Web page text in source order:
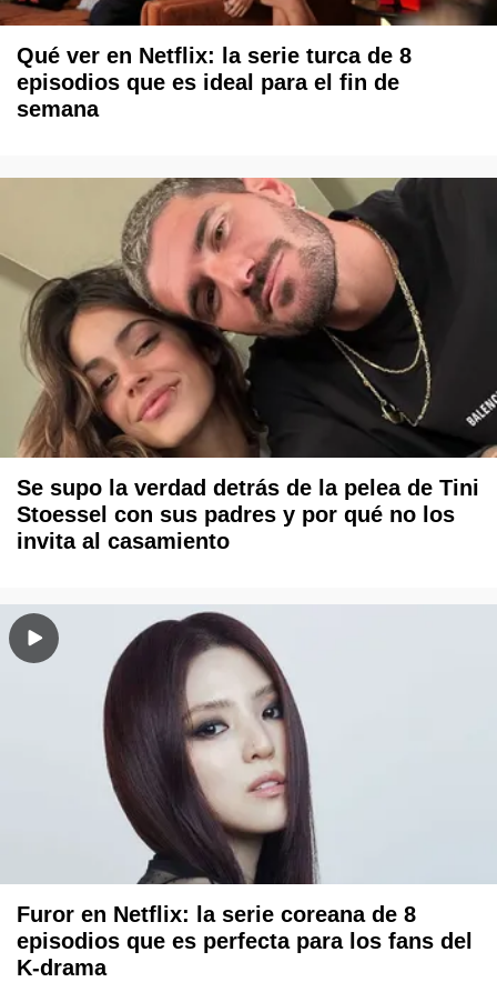
Qué ver en Netflix: la serie turca de 8
episodios que es ideal para el fin de
semana
Se supo la verdad detrás de la pelea de Tini
Stoessel con sus padres y por qué no los
invita al casamiento
Furor en Netflix: la serie coreana de 8
episodios que es perfecta para los fans del
K-drama